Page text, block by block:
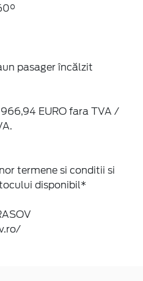
pasager încălzit
966,94 EURO fara TVA /
termene si conditii si
disponibil*